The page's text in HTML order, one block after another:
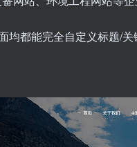
均都能完全自定义标题/